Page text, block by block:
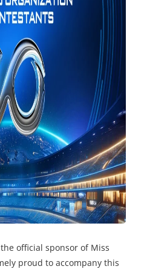
official sponsor of Miss
proud to accompany this